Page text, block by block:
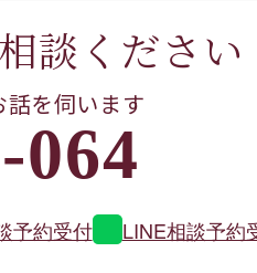
談ください
話を伺います
064
予約受付 LINE相談予約